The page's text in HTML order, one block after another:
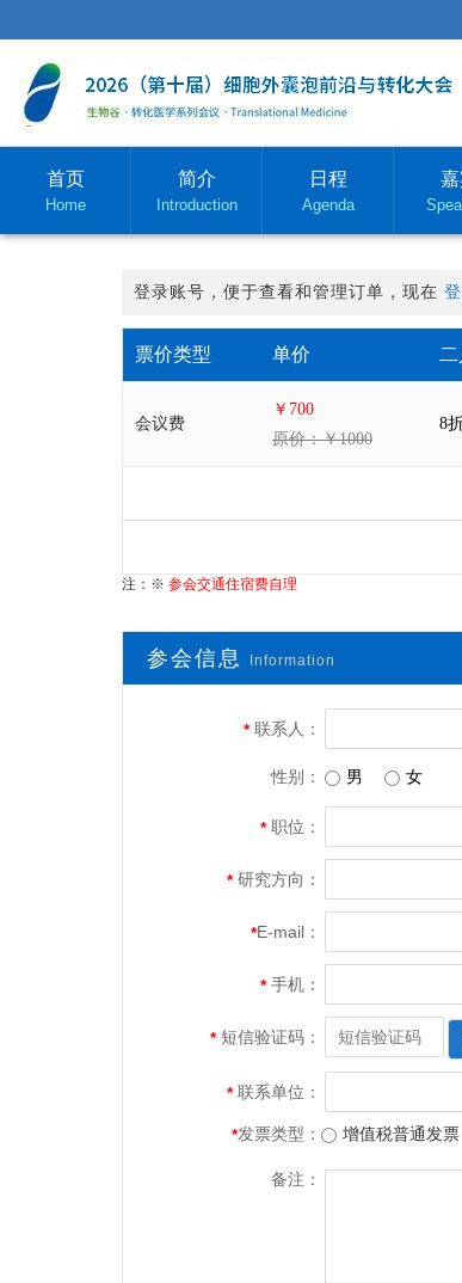
首页
Home
简介
Introduction
日程
Agenda
登录账号，便于查看和管理订单，现在
票价类型 单价
会议费
￥700
原价：￥1000
8
注：※ 参会交通住宿费自理
参会信息 Information
*联系人：
性别： 男 女
*职位：
*研究方向：
*E-mail：
*手机：
*短信验证码：
*联系单位：
*发票类型： 增值税普通发票
备注：